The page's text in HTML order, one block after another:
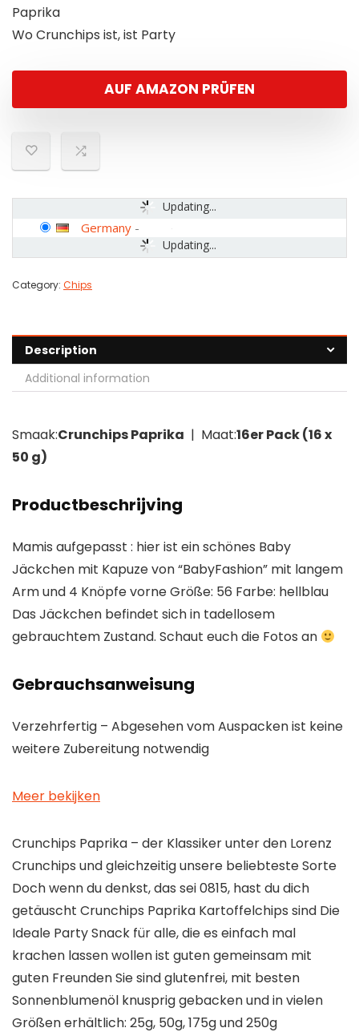
Paprika
Wo Crunchips ist, ist Party
AUF AMAZON PRÜFEN
Updating...
Updating...
Germany -
Category: Chips
Description
Additional information
Smaak:Crunchips Paprika | Maat:16er Pack (16 x
50 g)
Productbeschrijving
Mamis aufgepasst : hier ist ein schönes Baby
Jäckchen mit Kapuze von “BabyFashion” mit langem
Arm und 4 Knöpfe vorne Größe: 56 Farbe: hellblau
Das Jäckchen befindet sich in tadellosem
gebrauchtem Zustand. Schaut euch die Fotos an
Gebrauchsanweisung
Verzehrfertig – Abgesehen vom Auspacken ist keine
weitere Zubereitung notwendig
Meer bekijken
Crunchips Paprika – der Klassiker unter den Lorenz
Crunchips und gleichzeitig unsere beliebteste Sorte
Doch wenn du denkst, das sei 0815, hast du dich
getäuscht Crunchips Paprika Kartoffelchips sind Die
Ideale Party Snack für alle, die es einfach mal
krachen lassen wollen ist guten gemeinsam mit
guten Freunden Sie sind glutenfrei, mit besten
Sonnenblumenöl knusprig gebacken und in vielen
Größen erhältlich: 25g, 50g, 175g und 250g